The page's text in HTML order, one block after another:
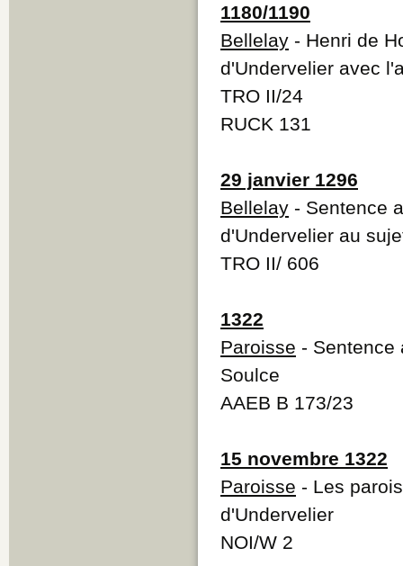
1180/1190
Bellelay - Henri de
d'Undervelier avec
TRO II/24
RUCK 131
29 janvier 1296
Bellelay - Sentence
d'Undervelier au
TRO II/ 606
1322
Paroisse - Sentence
Soulce
AAEB B 173/23
15 novembre 1322
Paroisse - Les
d'Undervelier
NOI/W 2